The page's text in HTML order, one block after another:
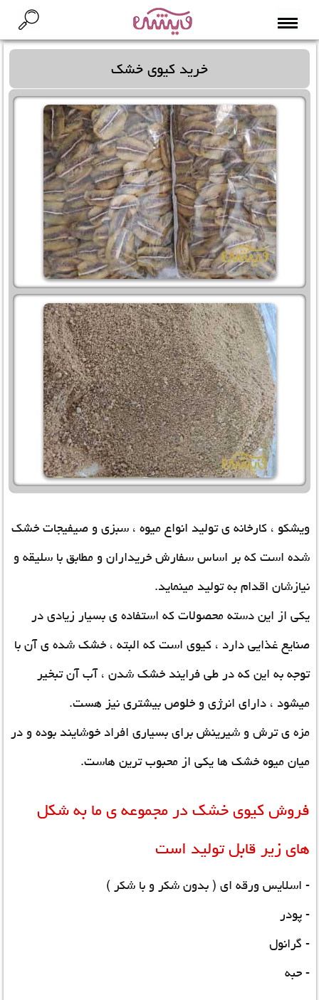
خرید کیوی خشک
ویشکو ، کارخانه ی تولید انواع میوه ، سبزی و صیفیجات خشک
شده است که بر اساس سفارش خریداران و مطابق با سلیقه و
نیازشان اقدام به تولید مینماید.
یکی از این دسته محصولات که استفاده ی بسیار زیادی در
صنایع غذایی دارد ، کیوی است که البته ، خشک شده ی آن با
توجه به این که در طی فرایند خشک شدن ، آب آن تبخیر
میشود ، دارای انرژی و خلوص بیشتری نیز هست.
مزه ی ترش و شیرینش برای بسیاری افراد خوشایند بوده و در
میان میوه خشک ها یکی از محبوب ترین هاست.
فروش کیوی خشک در مجموعه ی ما به شکل
های زیر قابل تولید است
- اسلایس ورقه ای ( بدون شکر و با شکر )
- پودر
- گرانول
- حبه